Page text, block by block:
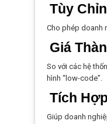
Tùy
Cho phép doanh
Giá
So với các hệ
hình “low-code”.
Tích
Giúp doanh